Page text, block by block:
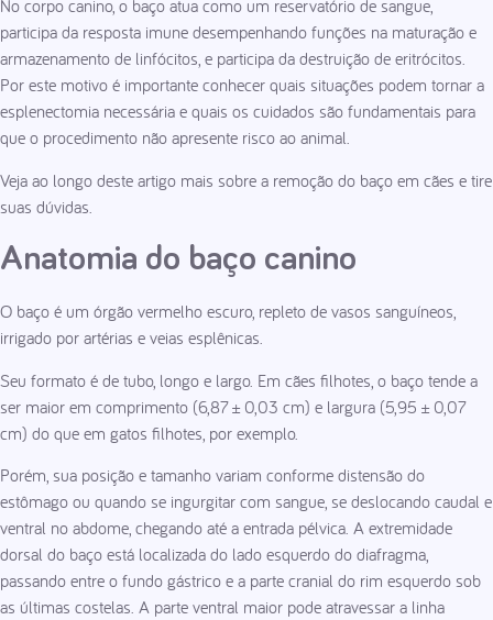
No corpo canino, o baço atua como um reservatório de sangue,
participa da resposta imune desempenhando funções na maturação e
armazenamento de linfócitos, e participa da destruição de eritrócitos.
Por este motivo é importante conhecer quais situações podem tornar a
esplenectomia necessária e quais os cuidados são fundamentais para
que o procedimento não apresente risco ao animal.
Veja ao longo deste artigo mais sobre a remoção do baço em cães e tire
suas dúvidas.
Anatomia do baço canino
O baço é um órgão vermelho escuro, repleto de vasos sanguíneos,
irrigado por artérias e veias esplênicas.
Seu formato é de tubo, longo e largo. Em cães filhotes, o baço tende a
ser maior em comprimento (6,87 ± 0,03 cm) e largura (5,95 ± 0,07
cm) do que em gatos filhotes, por exemplo.
Porém, sua posição e tamanho variam conforme distensão do
estômago ou quando se ingurgitar com sangue, se deslocando caudal e
ventral no abdome, chegando até a entrada pélvica. A extremidade
dorsal do baço está localizada do lado esquerdo do diafragma,
passando entre o fundo gástrico e a parte cranial do rim esquerdo sob
as últimas costelas. A parte ventral maior pode atravessar a linha